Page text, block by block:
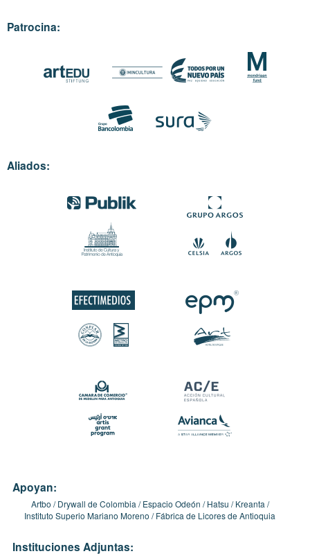
Patrocina:
Aliados:
Apoyan:
Artbo Drywall de Colombia Espacio Odeón Hatsu
Kreanta
Instituto Superio Mariano Moreno
Fábrica de Licores de Antioquia
Instituciones Adjuntas: